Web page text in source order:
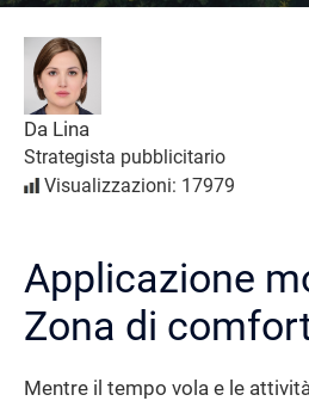
Da Lina
Strategista pubblicitario
Visualizzazioni: 17979
Applicazione
Zona di
Mentre il tempo vola e le